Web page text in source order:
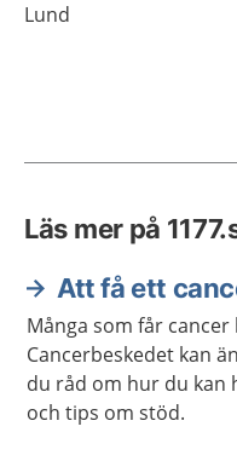
Lund
Läs mer på
Att få ett
Många som får
Cancerbeskedet kan
du råd om hur du kan
och tips om stöd.